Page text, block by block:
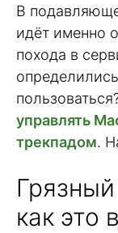
В
идёт именно
похода в
управлять
трекпадом.
как это